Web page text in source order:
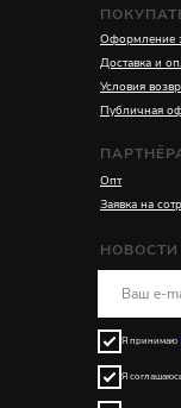
Оформление
Доставка и
Условия
Публичная
Опт
Заявка на
Я принимаю
Я